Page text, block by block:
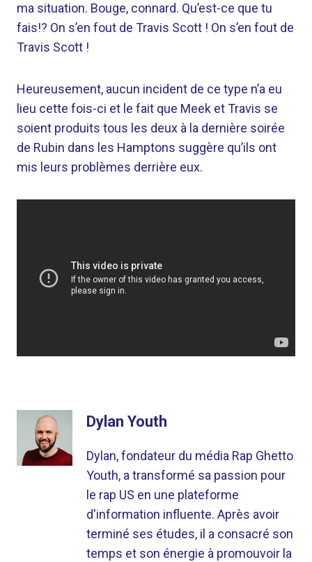
ma situation. Bouge, connard. Qu’est-ce que tu
fais!? On s’en fout de Travis Scott ! On s’en fout de
Travis Scott !
Heureusement, aucun incident de ce type n’a eu
lieu cette fois-ci et le fait que Meek et Travis se
soient produits tous les deux à la dernière soirée
de Rubin dans les Hamptons suggère qu’ils ont
mis leurs problèmes derrière eux.
Dylan Youth
Dylan, fondateur du média Rap Ghetto
Youth, a transformé sa passion pour
le rap US en une plateforme
d'information influente. Après avoir
terminé ses études, il a consacré son
temps et son énergie à promouvoir la